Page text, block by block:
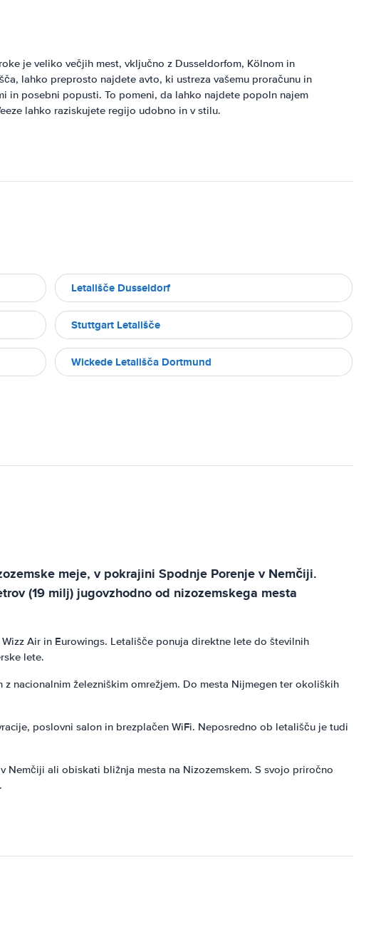
je veliko večjih mest, vključno z Dusseldorfom, Kölnom in
lahko preprosto najdete avto, ki ustreza vašemu proračunu in
in posebni popusti. To pomeni, da lahko najdete popoln najem
lahko raziskujete regijo udobno in v stilu.
Letališče Dusseldorf
Stuttgart Letališče
Wickede Letališča Dortmund
meje, v pokrajini Spodnje Porenje v Nemčiji.
(19 milj) jugovzhodno od nizozemskega mesta
Air in Eurowings. Letališče ponuja direktne lete do številnih
lete.
nacionalnim železniškim omrežjem. Do mesta Nijmegen ter okoliških
poslovni salon in brezplačen WiFi. Neposredno ob letališču je tudi
ali obiskati bližnja mesta na Nizozemskem. S svojo priročno